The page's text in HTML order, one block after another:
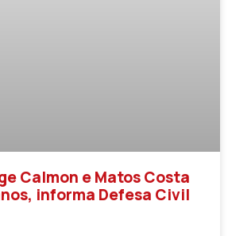
Calmon e Matos Costa
informa Defesa Civil